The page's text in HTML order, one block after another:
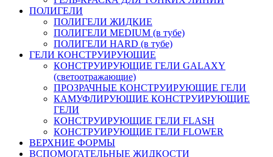
ПОЛИГЕЛИ
ПОЛИГЕЛИ ЖИДКИЕ
ПОЛИГЕЛИ MEDIUM (в тубе)
ПОЛИГЕЛИ HARD (в тубе)
ГЕЛИ КОНСТРУИРУЮЩИЕ
КОНСТРУИРУЮЩИЕ ГЕЛИ GALAXY
(светоотражающие)
ПРОЗРАЧНЫЕ КОНСТРУИРУЮЩИЕ ГЕЛИ
КАМУФЛИРУЮЩИЕ КОНСТРУИРУЮЩИЕ
ГЕЛИ
КОНСТРУИРУЮЩИЕ ГЕЛИ FLASH
КОНСТРУИРУЮЩИЕ ГЕЛИ FLOWER
ВЕРХНИЕ ФОРМЫ
ВСПОМОГАТЕЛЬНЫЕ ЖИДКОСТИ